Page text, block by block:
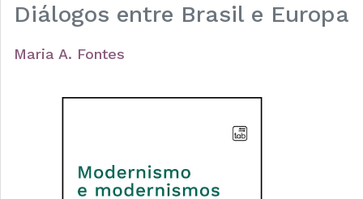
Diálogos entre Brasil e Europa
Maria A. Fontes